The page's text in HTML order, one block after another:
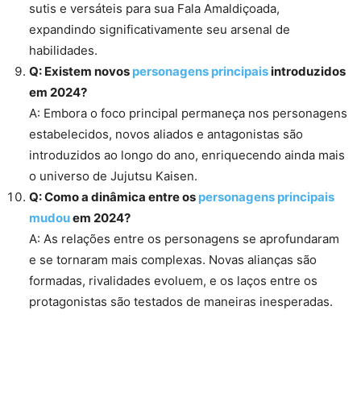
sutis e versáteis para sua Fala Amaldiçoada,
expandindo significativamente seu arsenal de
habilidades.
Q: Existem novos personagens principaisintroduzidos
em 2024?
A: Embora o foco principal permaneça nos personagens
estabelecidos, novos aliados e antagonistas são
introduzidos ao longo do ano, enriquecendo ainda mais
o universo de Jujutsu Kaisen.
Q: Como a dinâmica entre os personagens principais
mudouem 2024?
A: As relações entre os personagens se aprofundaram
e se tornaram mais complexas. Novas alianças são
formadas, rivalidades evoluem, e os laços entre os
protagonistas são testados de maneiras inesperadas.